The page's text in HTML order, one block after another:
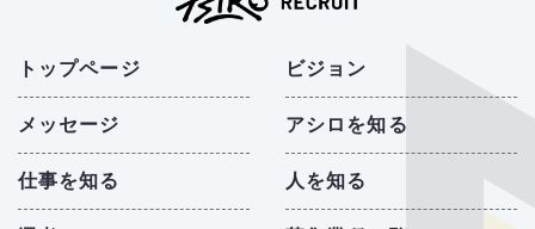
トップページ ビジョン
メッセージ アシロを知る
仕事を知る 人を知る